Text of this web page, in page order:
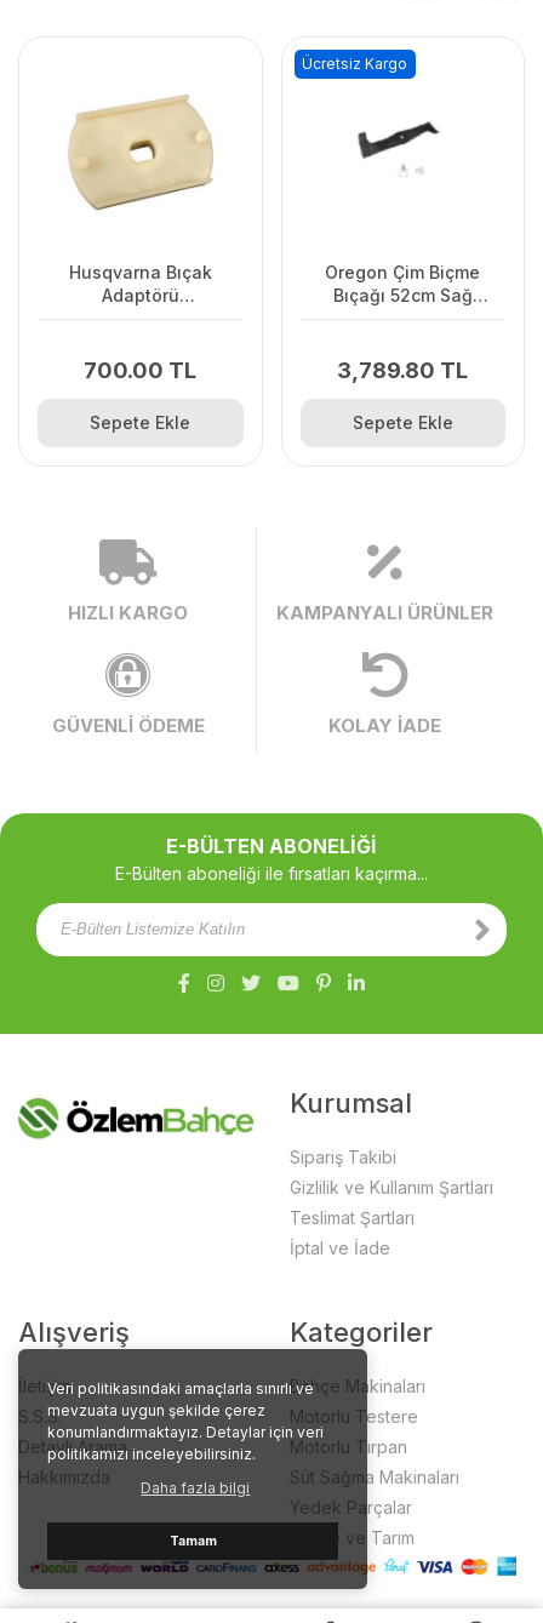
Veri politikasındaki amaçlarla sınırlı ve
mevzuata uygun şekilde çerez
konumlandırmaktayız. Detaylar için veri
politikamızı inceleyebilirsiniz.
Daha fazla bilgi
Tamam
Husqvarna Bıçak
Adaptörü
700.00 TL
Sepete Ekle
Oregon Çim Biçme
Bıçağı 52cm Sağ
3,789.80 TL
Ücretsiz Kargo
Sepete Ekle
HIZLI KARGO KAMPANYALI ÜRÜNLER
GÜVENLİ ÖDEME KOLAY İADE
E-BÜLTEN ABONELİĞİ
E-Bülten aboneliği ile fırsatları kaçırma...
Kurumsal
Sipariş Takibi
Gizlilik ve Kullanım Şartları
Teslimat Şartları
İptal ve İade
Alışveriş
İletişim
S.S.S.
Detaylı Arama
Hakkımızda
Kategoriler
Bahçe Makinaları
Motorlu Testere
Motorlu Tırpan
Süt Sağma Makinaları
Yedek Parçalar
Bahçe ve Tarım